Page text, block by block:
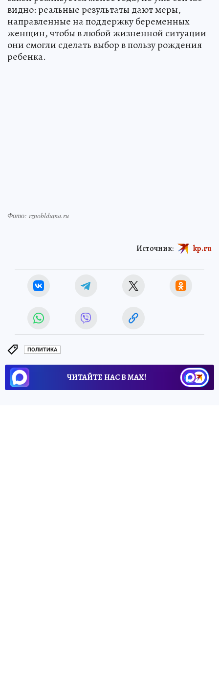
видно: реальные результаты дают меры,
направленные на поддержку беременных
женщин, чтобы в любой жизненной ситуации
они смогли сделать выбор в пользу рождения
ребенка.
Фото: rznoblduma.ru
Источник: kp.ru
ПОЛИТИКА
ЧИТАЙТЕ НАС В МАХ!